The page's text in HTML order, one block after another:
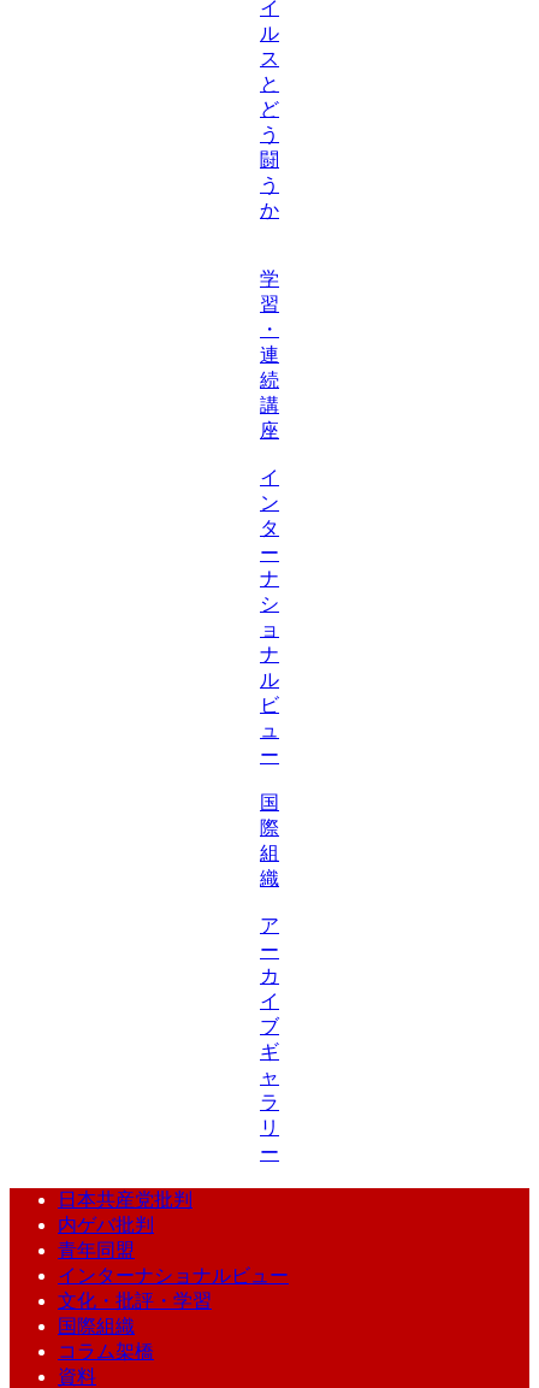
イ
ル
ス
と
ど
う
闘
う
か
学
習
・
連
続
講
座
イ
ン
タ
ー
ナ
シ
ョ
ナ
ル
ビ
ュ
ー
国
際
組
織
ア
ー
カ
イ
ブ
ギ
ャ
ラ
リ
ー
日本共産党批判
内ゲバ批判
青年同盟
インターナショナルビュー
文化・批評・学習
国際組織
コラム架橋
資料